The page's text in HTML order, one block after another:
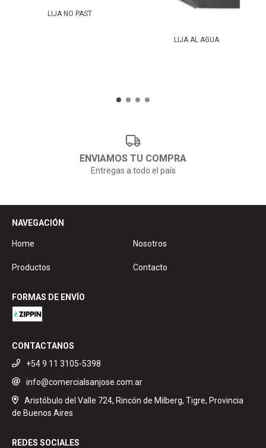
LIJA NO PAST
LIJA AL AGUA
ENVIAMOS TU COMPRA
Entregas a todo el país
NAVEGACIÓN
Home Nosotros
Productos Contacto
FORMAS DE ENVÍO
CONTACTANOS
+54 9 11 3105-5398
info@comercialsanjose.com.ar
Aristóbulo del Valle 724, Rincón de Milberg, Tigre, Provincia
de Buenos Aires
REDES SOCIALES